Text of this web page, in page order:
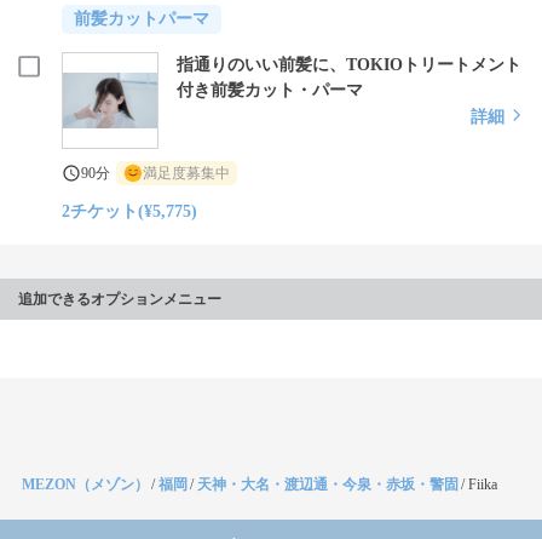
前髪カットパーマ
指通りのいい前髪に、TOKIOトリートメント
付き前髪カット・パーマ
詳細
90分 満足度募集中
2チケット(¥5,775)
追加できるオプションメニュー
MEZON（メゾン） /福岡 / 天神・大名・渡辺通・今泉・赤坂・警固 /Fiika